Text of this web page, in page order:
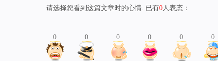
请选择您看到这篇文章时的心情: 已有0人表态：
0 0 0 0 0 0